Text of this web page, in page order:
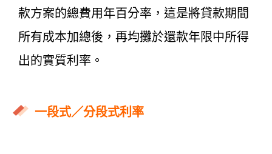
款方案的總費用年百分率，這是將貸款期間
所有成本加總後，再均攤於還款年限中所得
出的實質利率。
一段式／分段式利率